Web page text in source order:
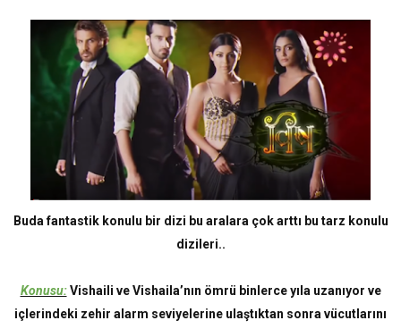
Buda fantastik konulu bir dizi bu aralara çok arttı bu tarz konulu
dizileri..
Konusu:Vishaili ve Vishaila’nın ömrü binlerce yıla uzanıyor ve
içlerindeki zehir alarm seviyelerine ulaştıktan sonra vücutlarını